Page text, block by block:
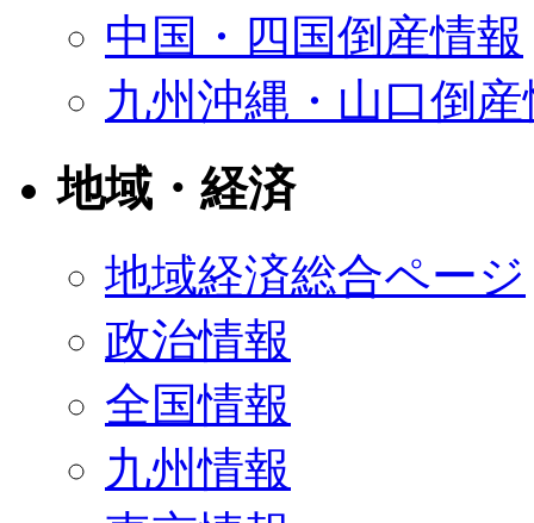
中国・四国倒産情報
九州沖縄・山口倒
地域・経済
地域経済総合ページ
政治情報
全国情報
九州情報